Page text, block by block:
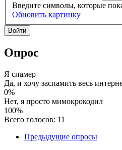
Введите символы, которые
Обновить картинку
Опрос
Я спамер
Да, и хочу заспамить весь
0%
Нет, я просто мимокрокодил
100%
Всего голосов: 11
Предыдущие опросы